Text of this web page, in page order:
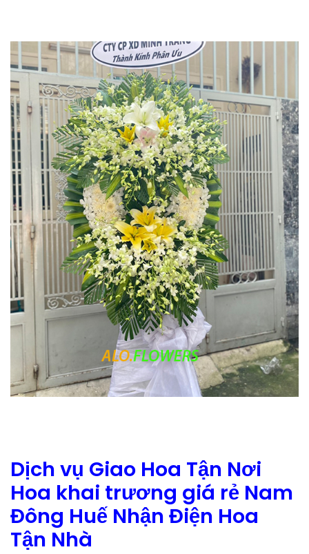
Dịch vụ Giao Hoa Tận Nơi
Hoa khai trương giá rẻ Nam
Đông Huế Nhận Điện Hoa
Tận Nhà